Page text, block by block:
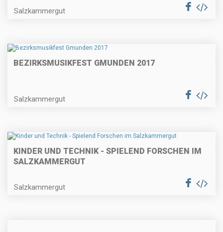
Salzkammergut
BEZIRKSMUSIKFEST GMUNDEN 2017
Salzkammergut
KINDER UND TECHNIK - SPIELEND FORSCHEN IM
SALZKAMMERGUT
Salzkammergut